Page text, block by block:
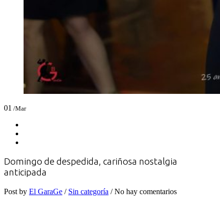
01 /Mar
Domingo de despedida, cariñosa nostalgia
anticipada
Post by El GaraGe / Sin categoría / No hay comentarios